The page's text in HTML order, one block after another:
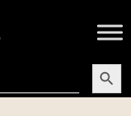
Search